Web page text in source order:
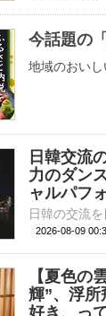
今話題の
地域のおい
日韓交流
力のダン
ャルパフ
2026-08-09
【夏色の
輝”、浮
好き、っ